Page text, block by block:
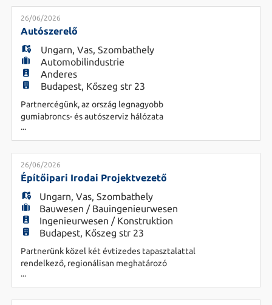
Feladatok - Teljes projektciklus átfogó
menedzselése a tender előkészítéstől a
garanciális hibajavításig - Generál kivitelezési
26/06/2026
Autószerelő
Ungarn, Vas, Szombathely
Automobilindustrie
Anderes
Budapest, Kőszeg str 23
Partnercégünk, az ország legnagyobb
gumiabroncs- és autószerviz hálózata
munkatársat keres autószerelő munkakörben!
Magyar tulajdonú, stabil hátterű vállalatként
kiemelten fontos számukra az emberségesség, a
hosszú távú fejlődés és a támogató, családias
légkör. Nemcsak szakmailag fejlődhetsz, hanem
...
26/06/2026
Építőipari Irodai Projektvezető
Ungarn, Vas, Szombathely
Bauwesen / Bauingenieurwesen
Ingenieurwesen / Konstruktion
Budapest, Kőszeg str 23
Partnerünk közel két évtizedes tapasztalattal
rendelkező, regionálisan meghatározó
generálkivitelező vállalat, amely kiemelt
figyelmet fordít a minőségre, megbízhatóságra és
a hosszú távú szakmai együttműködésekre.
...